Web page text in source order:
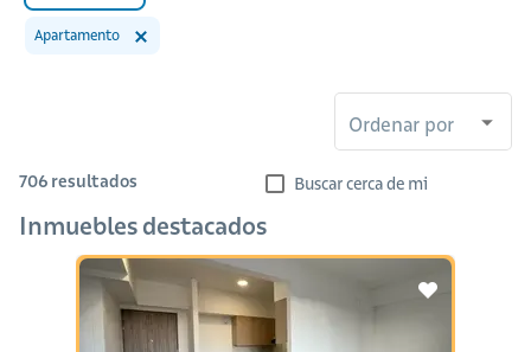
Apartamento
Ordenar por
706 resultados Buscar cerca de mi
Inmuebles destacados